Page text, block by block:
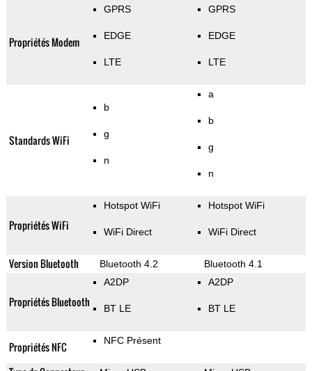
Propriétés Modem
GPRS
EDGE
LTE
GPRS
EDGE
LTE
Standards WiFi
b
g
n
a
b
g
n
Propriétés WiFi
Hotspot WiFi
WiFi Direct
Hotspot WiFi
WiFi Direct
Version Bluetooth Bluetooth 4.2 Bluetooth 4.1
Propriétés Bluetooth
A2DP
BT LE
A2DP
BT LE
Propriétés NFC NFC Présent